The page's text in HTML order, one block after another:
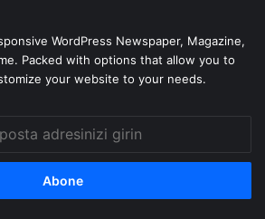
WordPress Newspaper, Magazine,
Packed with options that allow you to
your website to your needs.